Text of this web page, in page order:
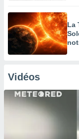
La
Vidéos